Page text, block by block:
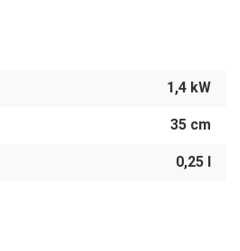
1,4 kW
35 cm
0,25 l